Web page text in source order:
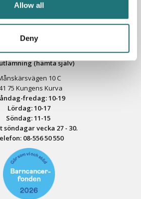
Allow all
Deny
08-702 78 22
för helgdag här
på Åsögatan 121
(hämta själv)
10 C
75 Kungens Kurva
fredag: 10-19
Lördag: 10-17
Söndag: 11-15
söndagar vecka 27 - 30.
08-556 50 550